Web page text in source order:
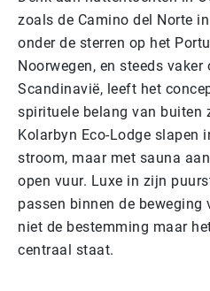
zoals de Camino del Norte
onder de sterren op het
Noorwegen, en steeds vaker
Scandinavië, leeft het
spirituele belang van buiten
Kolarbyn Eco-Lodge slapen
stroom, maar met sauna
open vuur. Luxe in zijn
passen binnen de beweging
niet de bestemming maar
centraal staat.